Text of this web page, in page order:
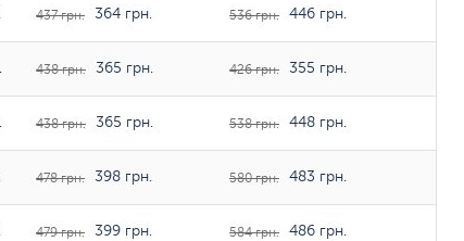
437 грн. 364 грн. 536 грн. 446 грн.
438 грн. 365 грн. 426 грн. 355 грн.
438 грн. 365 грн. 538 грн. 448 грн.
478 грн. 398 грн. 580 грн. 483 грн.
479 грн. 399 грн. 584 грн. 486 грн.